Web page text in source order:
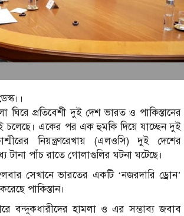
ঘিরে প্রতিবেশী দুই দেশ ভারত ও পাকিস্তানের
চলেছে। একের পর এক হুমকি দিয়ে যাচ্ছেন দুই
নিয়ন্ত্রণরেখায় (এলওসি) দুই দেশের
টানা পাঁচ রাতে গোলাগুলির ঘটনা ঘটেছে।
সেখানে ভারতের একটি ‘নজরদারি ড্রোন’
পাকিস্তান।
বন্দুকধারীদের হামলা ও এর সম্ভাব্য জবাব